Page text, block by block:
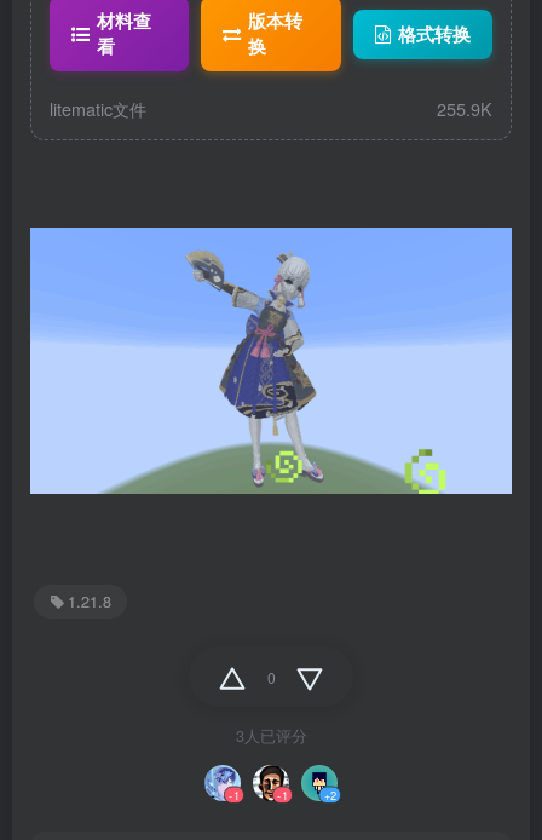
ematic
材料查
看
版本转
换
格式转换
litematic文件 255.9K
1.21.8
0
3人已评分
-1 -1 +2